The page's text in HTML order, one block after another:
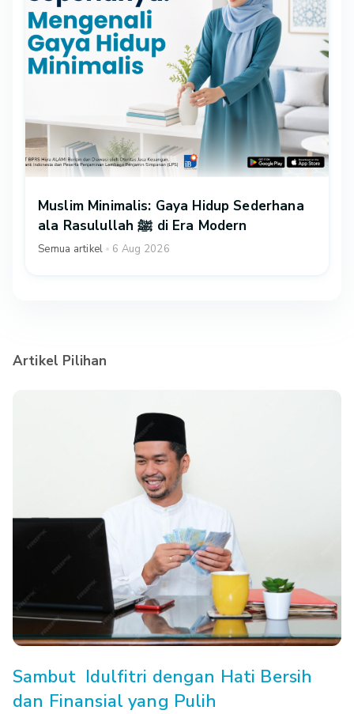
Muslim Minimalis: Gaya Hidup Sederhana
ala Rasulullah ﷺ di Era Modern
Semua artikel 6 Aug 2026
Artikel Pilihan
Sambut Idulfitri dengan Hati Bersih
dan Finansial yang Pulih